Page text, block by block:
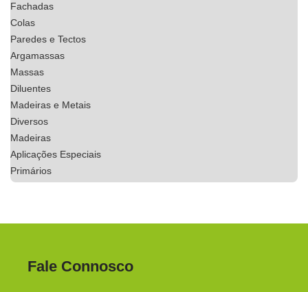
Fachadas
Colas
Paredes e Tectos
Argamassas
Massas
Diluentes
Madeiras e Metais
Diversos
Madeiras
Aplicações Especiais
Primários
Fale Connosco